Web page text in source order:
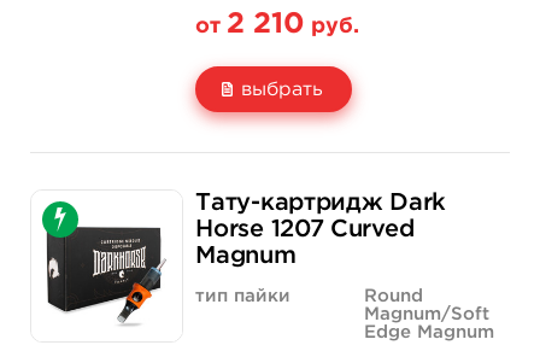
от 2 210 руб.
выбрать
Цена
Количество
2 210 руб.
купить
Тату-картридж Dark
Horse 1207 Curved
Magnum
тип пайки
Round
Magnum/Soft
Edge Magnum